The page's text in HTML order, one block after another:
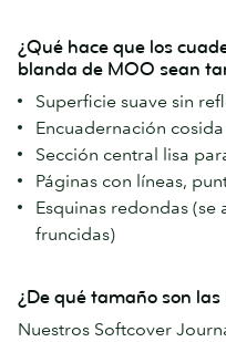
¿Qué hace que los
blanda de MOO sean
Superficie suave sin
Encuadernación
Sección central lisa
Páginas con líneas,
Esquinas redondas (se
fruncidas)
¿De qué tamaño son
Nuestros Softcover